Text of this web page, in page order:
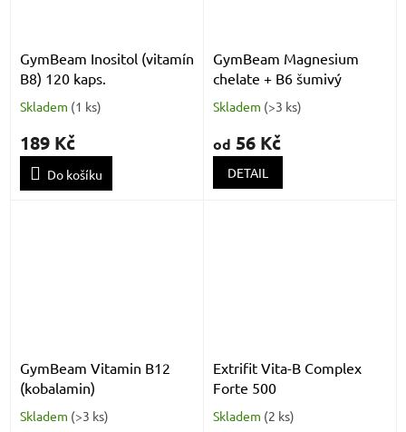
GymBeam Inositol (vitamín
B8) 120 kaps.
Skladem (1 ks)
189 Kč
Do košíku
GymBeam Magnesium
chelate + B6 šumivý
Skladem (>3 ks)
od 56 Kč
DETAIL
GymBeam Vitamin B12
(kobalamin)
Skladem (>3 ks)
Extrifit Vita-B Complex
Forte 500
Skladem (2 ks)